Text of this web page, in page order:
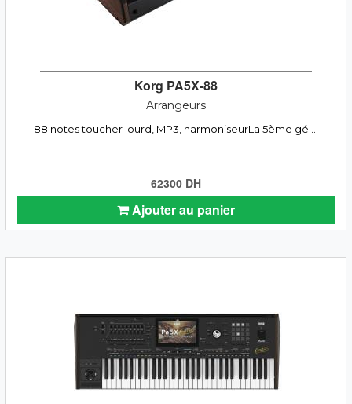
Korg PA5X-88
Arrangeurs
88 notes toucher lourd, MP3, harmoniseurLa 5ème gé ...
62300 DH
Ajouter au panier